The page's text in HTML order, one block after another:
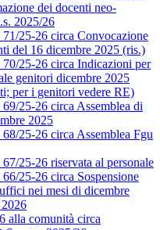
dei docenti neo-
2025/26
25-26 circa Convocazione
del 16 dicembre 2025 (ris.)
25-26 circa Indicazioni per
genitori dicembre 2025
per i genitori vedere RE)
25-26 circa Assemblea di
2025
25-26 circa Assemblea Fgu
25-26 riservata al personale
25-26 circa Sospensione
nei mesi di dicembre
alla comunità circa